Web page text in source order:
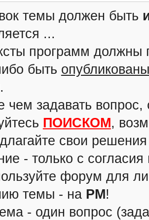
темы должен быть
...
программ должны
быть
чем задавать вопрос,
ПОИСКОМ,
свои
- только с
форум для
темы - на PM!
- один вопрос